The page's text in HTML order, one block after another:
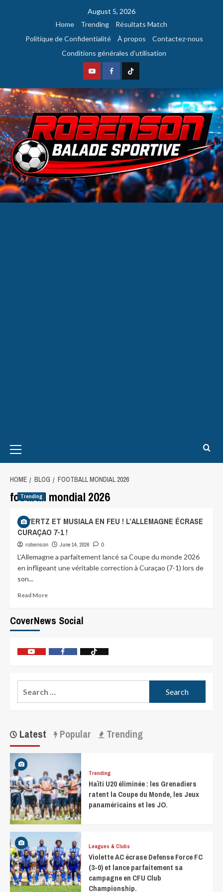
August 5, 2026
Home
Trending
Résultats Match
Politique de Confidentialité
À propos
Contactez-nous
Conditions générales d’utilisation
HOME BLOG FOOTBALL MONDIAL 2026
football mondial 2026
Trending
HAVERTZ ET MUSIALA EN FEU ! L’ALLEMAGNE ÉCRASE
CURAÇAO 7-1 !
robenson June 14, 2026 0
L’Allemagne a parfaitement lancé sa Coupe du monde 2026
en infligeant une véritable correction à Curaçao (7-1) lors de
son...
Read More
CoverNews Social
Latest Popular Trending
Trending
Haïti U20 éliminée : les Grenadiers
ratent la Coupe du Monde, les Jeux
panaméricains et les JO.
Leagues & Clubs
Violette AC écrase Defense Force FC
(3-0) et lance parfaitement sa
campagne en CFU Club
Championship.